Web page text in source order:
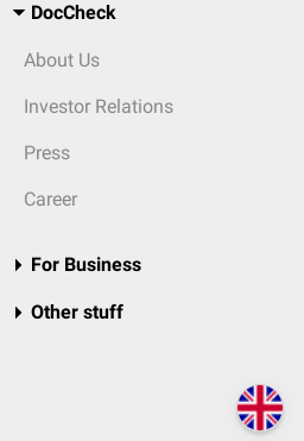
DocCheck
About Us
Investor Relations
Press
Career
For Business
Other stuff